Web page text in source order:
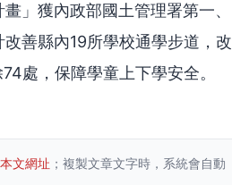
」獲內政部國土管理署第一、
善縣內19所學校通學步道，改
處，保障學童上下學安全。
本文網址 ；複製文章文字時，系統會自動